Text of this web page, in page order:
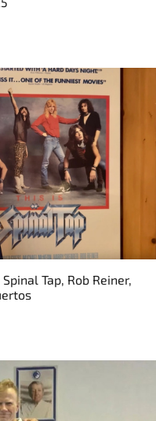
Tap, Rob Reiner,